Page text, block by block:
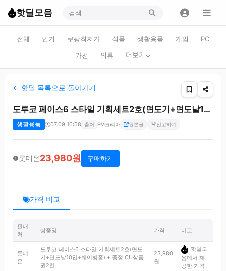
핫딜모음
전체 인기 쿠팡최저가 식품 생활용품 게임
PC
가전
의류 더보기
← 핫딜 목록으로 돌아가기
도루코 페이스6 스타일 기획세트2호(면도기+면도날10입+쉐이빙폼) + 증정 CU상품권2천
생활용품 07.09 16:58 출처 FM코리아 원본글 🚨신고하기
롯데온23,980원 구매하기
가격 비교
판매
처
상품명 가격 비고
롯데
온
도루코 페이스6 스타일 기획세트2호(면도
기+면도날10입+쉐이빙폼) + 증정 CU상품
권2천
23,980
원
핫딜모
음에서 제
공한 가격